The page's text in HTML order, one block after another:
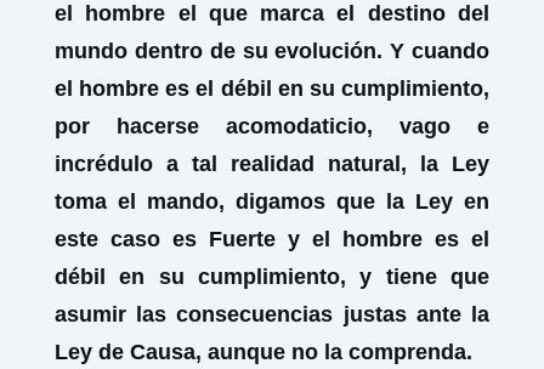
el hombre el que marca el destino del
mundo dentro de su evolución. Y cuando
el hombre es el débil en su cumplimiento,
por hacerse acomodaticio, vago e
incrédulo a tal realidad natural, la Ley
toma el mando, digamos que la Ley en
este caso es Fuerte y el hombre es el
débil en su cumplimiento, y tiene que
asumir las consecuencias justas ante la
Ley de Causa, aunque no la comprenda.